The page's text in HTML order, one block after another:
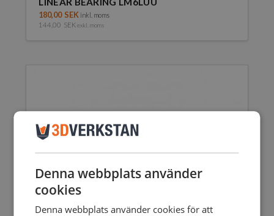
180,00 SEK inkl. moms
144,00 SEK exkl. moms
Denna webbplats använder
cookies
Denna webbplats använder cookies för att